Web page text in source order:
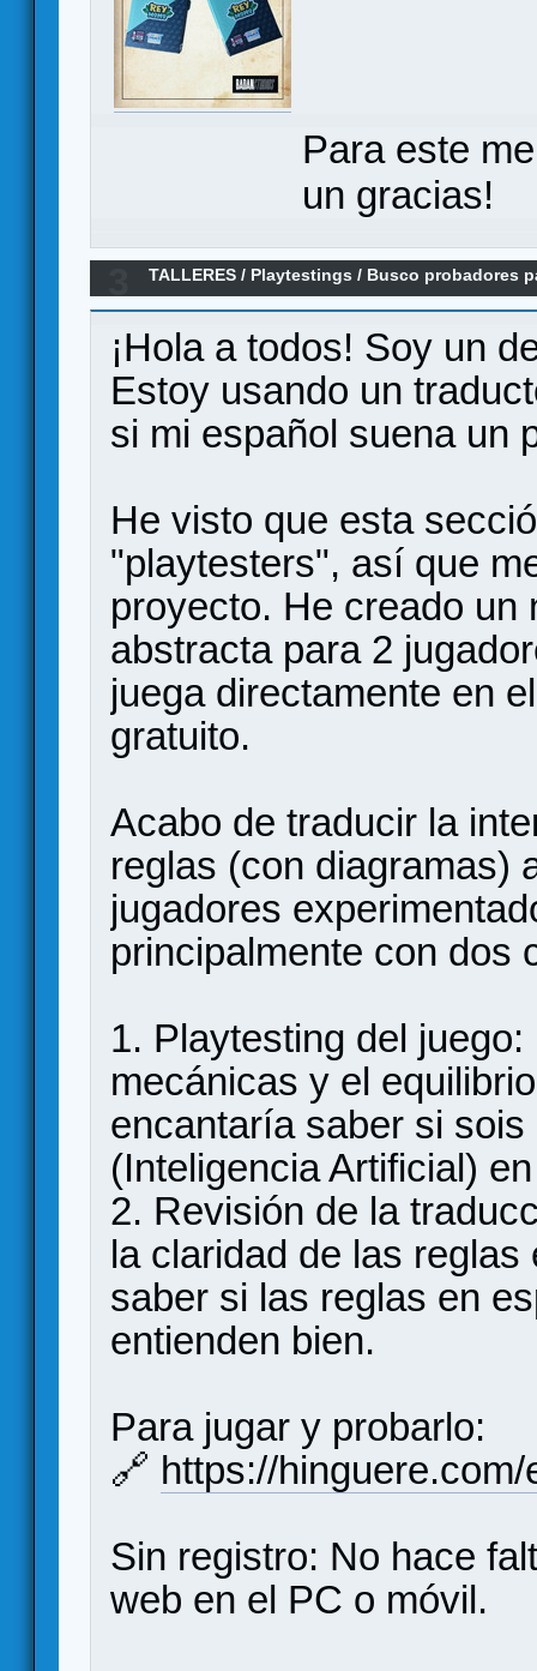
Para este
un gracias!
TALLERES / Playtestings / Busco probadores
¡Hola a todos! Soy un
Estoy usando un
si mi español suena un
He visto que esta
"playtesters", así que
proyecto. He creado un
abstracta para 2
juega directamente en
gratuito.
Acabo de traducir la
reglas (con diagramas)
jugadores
principalmente con dos
1. Playtesting del
mecánicas y el
encantaría saber si
(Inteligencia Artificial)
2. Revisión de la
la claridad de las
saber si las reglas en
entienden bien.
Para jugar y probarlo:
🔗 https://hinguere.com/
Sin registro: No hace
web en el PC o móvil.